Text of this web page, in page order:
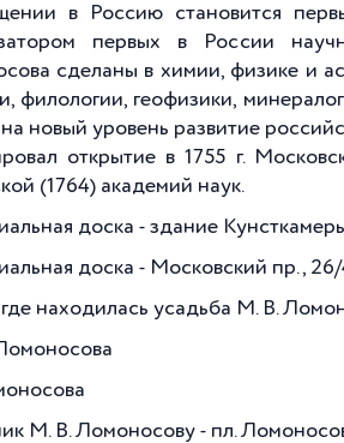
в Россию становится
первых в России
сделаны в химии, физике и
филологии, геофизики,
новый уровень развитие
открытие в1755 г.
(1764) академий наук.
доска - здание
доска - Московский пр.,
находилась усадьба М. В.
М. В. Ломоносову - пл.